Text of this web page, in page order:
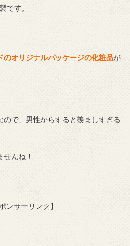
です。
のオリジナルパッケージの化粧品が
ので、男性からすると羨ましすぎる
んね！
ポンサーリンク】